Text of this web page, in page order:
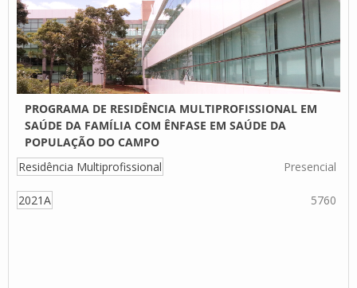
PROGRAMA DE RESIDÊNCIA MULTIPROFISSIONAL EM
SAÚDE DA FAMÍLIA COM ÊNFASE EM SAÚDE DA
POPULAÇÃO DO CAMPO
Residência Multiprofissional
Presencial
2021A 5760